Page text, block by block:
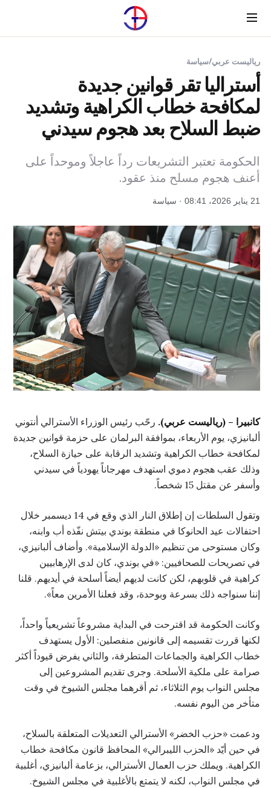
Menu
رياليست عربي/سياسة
أستراليا تقر قوانين جديدة
لمكافحة خطاب الكراهية وتشديد
ضبط السلاح بعد هجوم سيدني
الحكومة تعتبر التشريعات رداً عاجلاً وموحداً على
أعنف هجوم مسلح منذ عقود.
21 يناير 2026، 08:41 · سياسة
كانبيرا – (رياليست عربي). رحّب رئيس الوزراء الأسترالي أنتوني
ألبانيزي، يوم الأربعاء، بموافقة البرلمان على حزمة قوانين جديدة
لمكافحة خطاب الكراهية وتشديد الرقابة على حيازة السلاح،
وذلك عقب هجوم دموي استهدف مهرجاناً يهودياً في سيدني
وأسفر عن مقتل 15 شخصاً.
وتقول السلطات إن إطلاق النار الذي وقع في 14 ديسمبر خلال
احتفالات عيد الحانوكا في منطقة بوندي بيتش نفّذه أب وابنه،
وكان مستوحى من تنظيم «الدولة الإسلامية». وأضاف ألبانيزي،
في تصريحات للصحافيين: «في بوندي، كان لدى الإرهابيين
كراهية في قلوبهم، لكن كانت لديهم أيضاً أسلحة في أيديهم. قلنا
إننا سنواجه ذلك بسرعة وبوحدة، وقد فعلنا الأمرين معاً».
وكانت الحكومة قد اقترحت في البداية مشروعاً تشريعياً واحداً،
لكنها قررت تقسيمه إلى قانونين منفصلين: الأول يستهدف
خطاب الكراهية والجماعات المتطرفة، والثاني يفرض قيوداً أكثر
صرامة على ملكية الأسلحة. وجرى تقديم المشروعين إلى
مجلس النواب يوم الثلاثاء، ثم أقرهما مجلس الشيوخ في وقت
متأخر من اليوم نفسه.
ودعمت «حزب الخضر» الأسترالي التعديلات المتعلقة بالسلاح،
في حين أيّد «الحزب الليبرالي» المحافظ قانون مكافحة خطاب
الكراهية. ويملك حزب العمال الأسترالي، بزعامة ألبانيزي، أغلبية
في مجلس النواب، لكنه لا يتمتع بالأغلبية في مجلس الشيوخ.